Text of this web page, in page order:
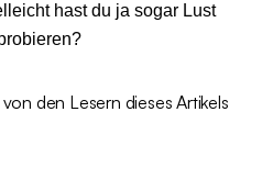
hast du ja sogar Lust
den Lesern dieses Artikels